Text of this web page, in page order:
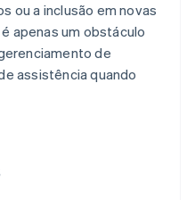
ou a inclusão em novas
apenas um obstáculo
de
assistência quando